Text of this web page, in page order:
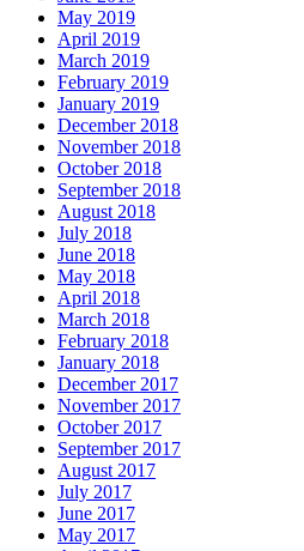
May 2019
April 2019
March 2019
February 2019
January 2019
December 2018
November 2018
October 2018
September 2018
August 2018
July 2018
June 2018
May 2018
April 2018
March 2018
February 2018
January 2018
December 2017
November 2017
October 2017
September 2017
August 2017
July 2017
June 2017
May 2017